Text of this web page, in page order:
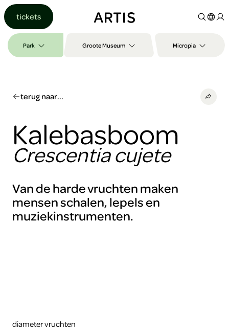
Ga naar
Ga
naar
zoeken
Park Groote Museum Micropia
tickets
terug naar...
Kalebasboom
Crescentia cujete
Van de harde vruchten maken
mensen schalen, lepels en
muziekinstrumenten.
diameter vruchten